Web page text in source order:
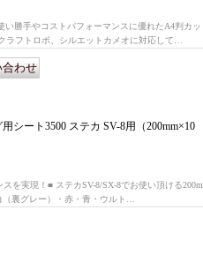
勝手やコストパフォーマンスに優れたA4判カッ
ラフトロボ、シルエットカメオに対応して…
シート3500 ステカ SV-8用（200mm×10
を実現！■ ステカSV-8/SX-8でお使い頂ける200m
裏グレー）・赤・青・ウルト…